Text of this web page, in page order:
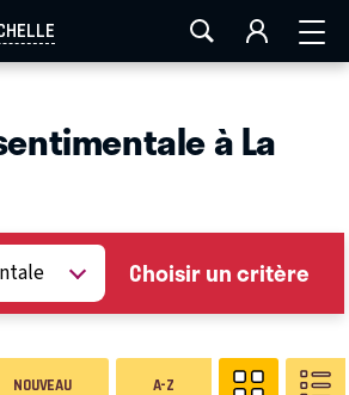
AURAY LA ROCHELLE
à La
Choisir un critère
NOUVEAU A-Z